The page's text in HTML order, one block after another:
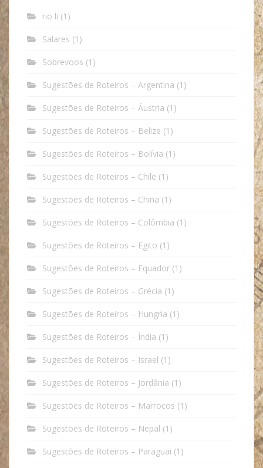
rio li (1)
Salares (1)
Sobrevoos (1)
Sugestões de Roteiros – Argentina (1)
Sugestões de Roteiros – Áustria (1)
Sugestões de Roteiros – Belize (1)
Sugestões de Roteiros – Bolívia (1)
Sugestões de Roteiros – Chile (1)
Sugestões de Roteiros – China (1)
Sugestões de Roteiros – Colômbia (1)
Sugestões de Roteiros – Egito (1)
Sugestões de Roteiros – Equador (1)
Sugestões de Roteiros – Grécia (1)
Sugestões de Roteiros – Hungria (1)
Sugestões de Roteiros – Índia (1)
Sugestões de Roteiros – Israel (1)
Sugestões de Roteiros – Jordânia (1)
Sugestões de Roteiros – Marrocos (1)
Sugestões de Roteiros – Nepal (1)
Sugestões de Roteiros – Paraguai (1)